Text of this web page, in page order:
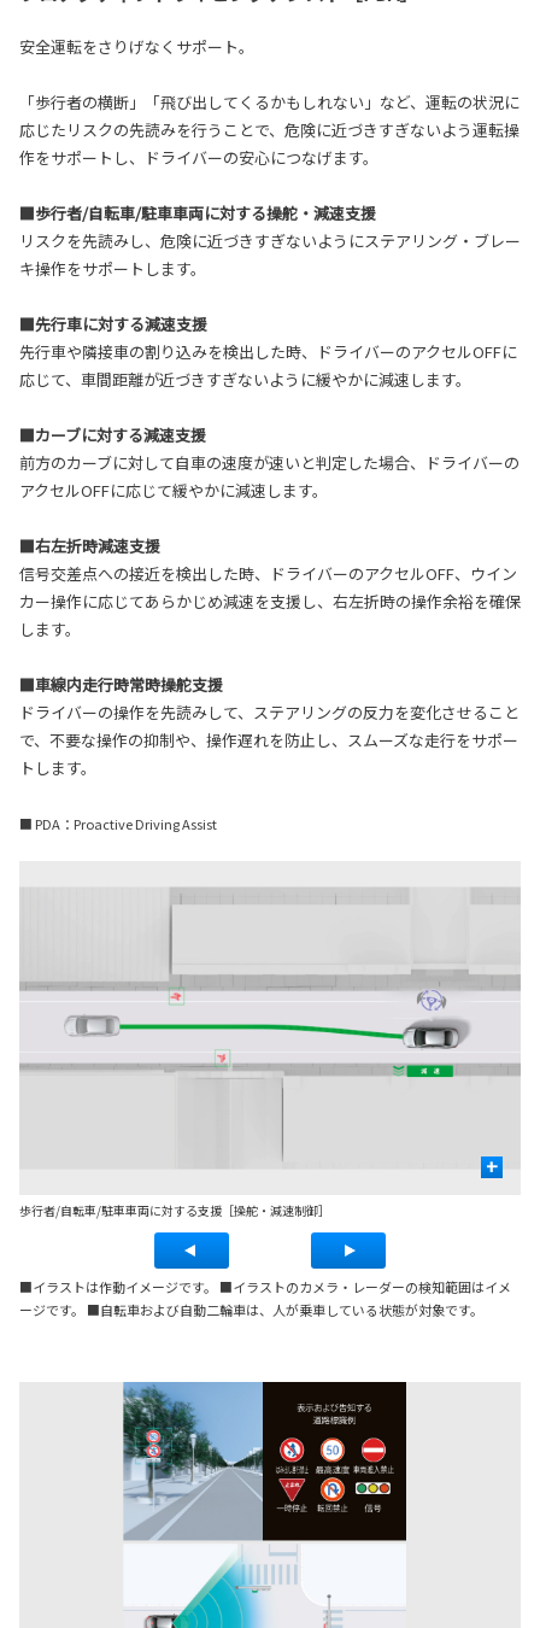
安全運転をさりげなくサポート。
「歩行者の横断」「飛び出してくるかもしれない」など、運転の状況に
応じたリスクの先読みを行うことで、危険に近づきすぎないよう運転操
作をサポートし、ドライバーの安心につなげます。
■歩行者/自転車/駐車車両に対する操舵・減速支援
リスクを先読みし、危険に近づきすぎないようにステアリング・ブレー
キ操作をサポートします。
■先行車に対する減速支援
先行車や隣接車の割り込みを検出した時、ドライバーのアクセルOFFに
応じて、車間距離が近づきすぎないように緩やかに減速します。
■カーブに対する減速支援
前方のカーブに対して自車の速度が速いと判定した場合、ドライバーの
アクセルOFFに応じて緩やかに減速します。
■右左折時減速支援
信号交差点への接近を検出した時、ドライバーのアクセルOFF、ウイン
カー操作に応じてあらかじめ減速を支援し、右左折時の操作余裕を確保
します。
■車線内走行時常時操舵支援
ドライバーの操作を先読みして、ステアリングの反力を変化させること
で、不要な操作の抑制や、操作遅れを防止し、スムーズな走行をサポー
トします。
■ PDA：Proactive Driving Assist
+
歩行者/自転車/駐車車両に対する支援［操舵・減速制御］
■イラストは作動イメージです。 ■イラストのカメラ・レーダーの検知範囲はイメ
ージです。 ■自転車および自動二輪車は、人が乗車している状態が対象です。